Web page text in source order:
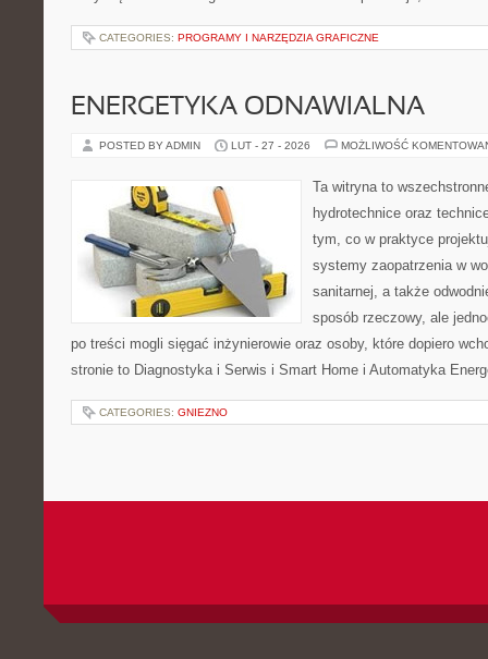
CATEGORIES: PROGRAMY I NARZĘDZIA GRAFICZNE
ENERGETYKA ODNAWIALNA
POSTED BY ADMIN LUT - 27 - 2026 MOŻLIWOŚĆ
Ta witryna to
hydrotechnice oraz
tym, co w praktyce
systemy zaopatrzenia w
sanitarnej, a także
sposób rzeczowy, ale
po treści mogli sięgać inżynierowie oraz osoby, które dopiero
stronie to Diagnostyka i Serwis i Smart Home i Automatyka
CATEGORIES: GNIEZNO